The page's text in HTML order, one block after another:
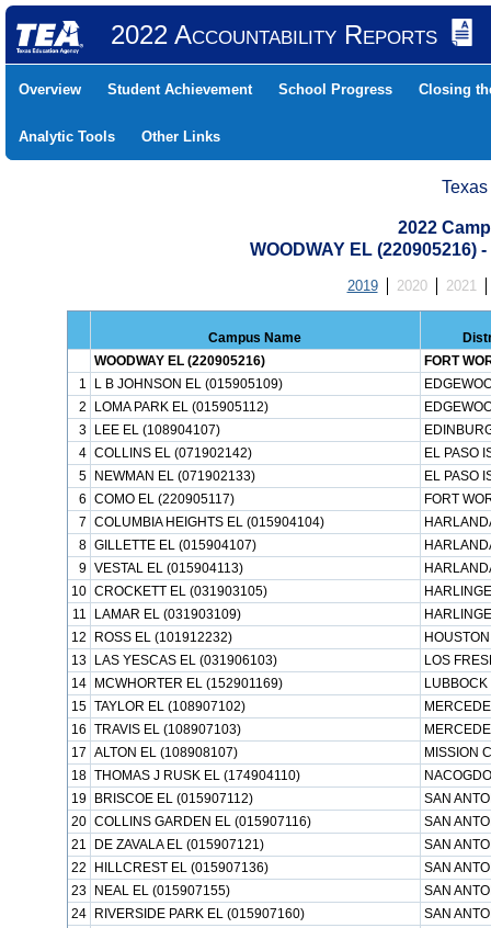
2022 Accountability Reports
Overview Student Achievement School Progress Closing
Analytic Tools Other Links
2022
WOODWAY EL (220905216)
2019 2020 2021
Campus Name
WOODWAY EL (220905216)
FORT
1
L B JOHNSON EL (015905109)
2
LOMA PARK EL (015905112)
3
LEE EL (108904107)
4 COLLINS EL (071902142)
EL PASO
5
NEWMAN EL (071902133)
EL PASO
6 COMO EL (220905117)
FORT
7 COLUMBIA HEIGHTS EL (015904104)
8 GILLETTE EL (015904107)
9 VESTAL EL (015904113)
10 CROCKETT EL (031903105)
11
LAMAR EL (031903109)
12
ROSS EL (101912232)
13
LAS YESCAS EL (031906103)
LOS
14
MCWHORTER EL (152901169)
LUBBOCK
15 TAYLOR EL (108907102)
16 TRAVIS EL (108907103)
17 ALTON EL (108908107)
MISSION
18 THOMAS J RUSK EL (174904110)
19
BRISCOE EL (015907112)
SAN
20 COLLINS GARDEN EL (015907116)
SAN
21
DE ZAVALA EL (015907121)
SAN
22
HILLCREST EL (015907136)
SAN
23
NEAL EL (015907155)
SAN
24
RIVERSIDE PARK EL (015907160)
SAN